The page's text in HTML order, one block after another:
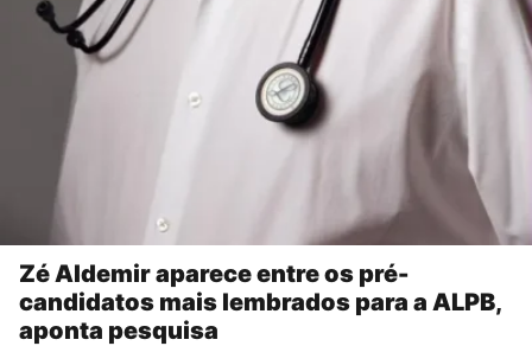
Zé Aldemir aparece entre os pré-
candidatos mais lembrados para a ALPB,
aponta pesquisa